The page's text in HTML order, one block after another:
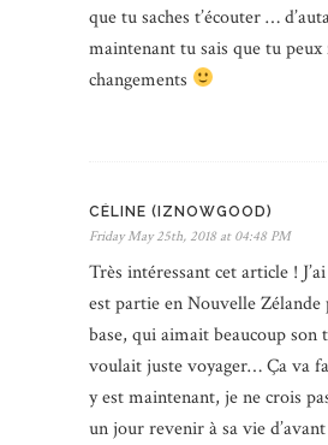
que tu saches t’écouter …
maintenant tu sais que tu peux
changements
CÉLINE (IZNOWGOOD)
Friday May 25th, 2018 at 04:48 PM
Très intéressant cet article !
est partie en Nouvelle
base, qui aimait beaucoup
voulait juste voyager… Ça va
y est maintenant, je ne crois
un jour revenir à sa vie